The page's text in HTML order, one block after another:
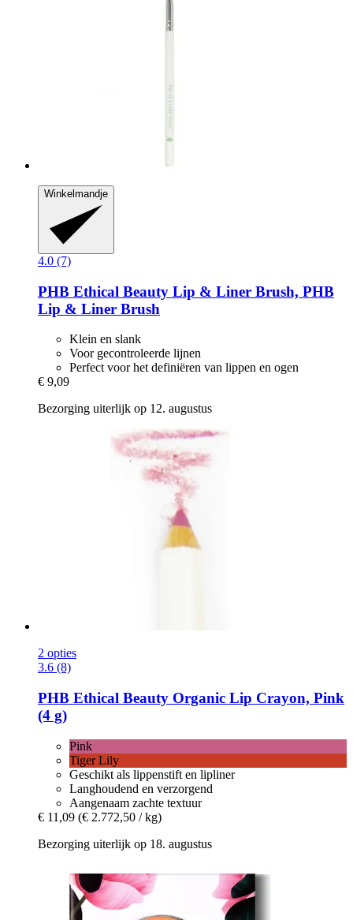
Winkelmandje
4.0 (7)
PHB Ethical Beauty Lip & Liner Brush, PHB
Lip & Liner Brush
Klein en slank
Voor gecontroleerde lijnen
Perfect voor het definiëren van lippen en ogen
€ 9,09
Bezorging uiterlijk op 12. augustus
2 opties
3.6 (8)
PHB Ethical Beauty Organic Lip Crayon, Pink
(4 g)
Pink
Tiger Lily
Geschikt als lippenstift en lipliner
Langhoudend en verzorgend
Aangenaam zachte textuur
€ 11,09 (€ 2.772,50 / kg)
Bezorging uiterlijk op 18. augustus